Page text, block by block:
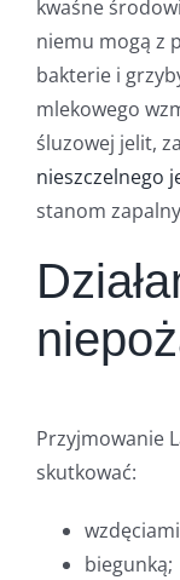
kwaśne
niemu mogą z
bakterie i
mlekowego
śluzowej jelit,
nieszczelnego
stanom
Przyjmowanie
skutkować:
biegunką;